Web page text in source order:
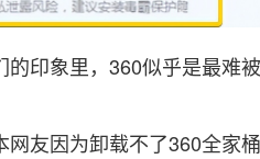
印象里，360似乎是最难
网友因为卸载不了360全家